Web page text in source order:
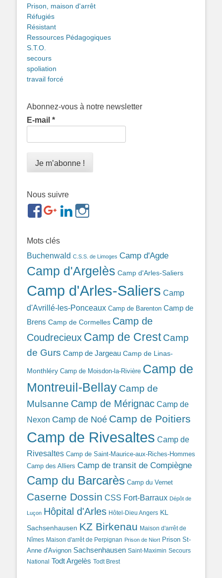
Prison, maison d'arrêt
Réfugiés
Résistant
Ressources Pédagogiques
S.T.O.
secours
spoliation
travail forcé
Abonnez-vous à notre newsletter
E-mail *
Nous suivre
https://www.facebook.com/groups/
ref=br_rs
https://plus.google.com/b/
https://www.linkedin.com/in/gigi-
bonin-
Mots clés
Buchenwald C.S.S. de Limoges Camp d'Agde
Camp d'Argelès Camp d'Arles-Saliers
Camp d'Arles-Saliers Camp
d'Avrillé-les-Ponceaux Camp de Barenton Camp de
Brens Camp de Cormelles Camp de
Coudrecieux Camp de Crest Camp
de Gurs Camp de Jargeau Camp de Linas-
Monthléry Camp de Moisdon-la-Rivière Camp de
Montreuil-Bellay Camp de
Mulsanne Camp de Mérignac Camp de
Nexon Camp de Noé Camp de Poitiers
Camp de Rivesaltes Camp de
Rivesaltes Camp de Saint-Maurice-aux-Riches-Hommes
Camp des Alliers Camp de transit de Compiègne
Camp du Barcarès Camp du Vernet
Caserne Dossin CSS Fort-Barraux Dépôt de
Luçon Hôpital d'Arles Hôtel-Dieu Angers KL
Sachsenhausen KZ Birkenau Maison d'arrêt de
Nîmes Maison d'arrêt de Perpignan Prison de Niort Prison St-
Anne d'Avignon Sachsenhausen Saint-Maximin Secours
National Todt Argelès Todt Brest